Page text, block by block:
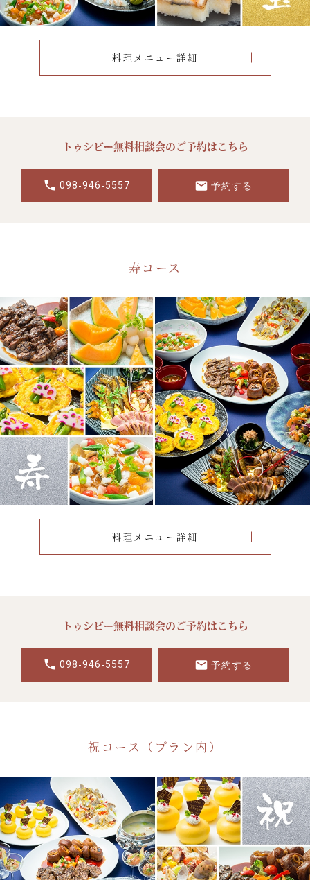
料理メニュー詳細
トゥシビー無料相談会のご予約はこちら
098-946-5557 予約する
寿コース
料理メニュー詳細
トゥシビー無料相談会のご予約はこちら
098-946-5557 予約する
祝コース（プラン内）